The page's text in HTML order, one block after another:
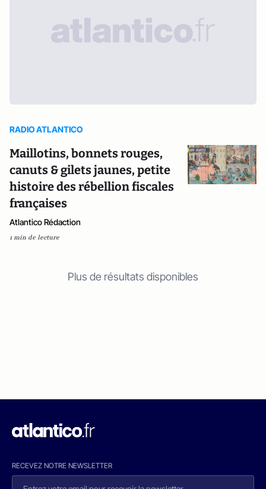
RADIO ATLANTICO
Maillotins, bonnets rouges,
canuts & gilets jaunes, petite
histoire des rébellion fiscales
françaises
Atlantico Rédaction
1 min de lecture
Plus de résultats disponibles
RECEVEZ NOTRE NEWSLETTER